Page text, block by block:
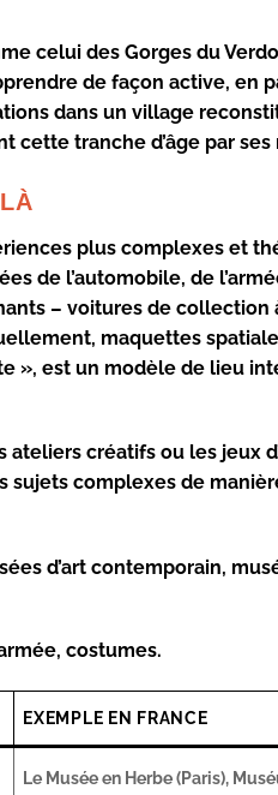
celui des Gorges du
de façon active, en
dans un village
tranche d’âge par ses
plus complexes et
de l’automobile, de
– voitures de collection
maquettes
», est un modèle de lieu
créatifs ou les jeux
sujets complexes de
d’art contemporain,
costumes.
EXEMPLE EN FRANCE
Le Musée en Herbe (Paris),